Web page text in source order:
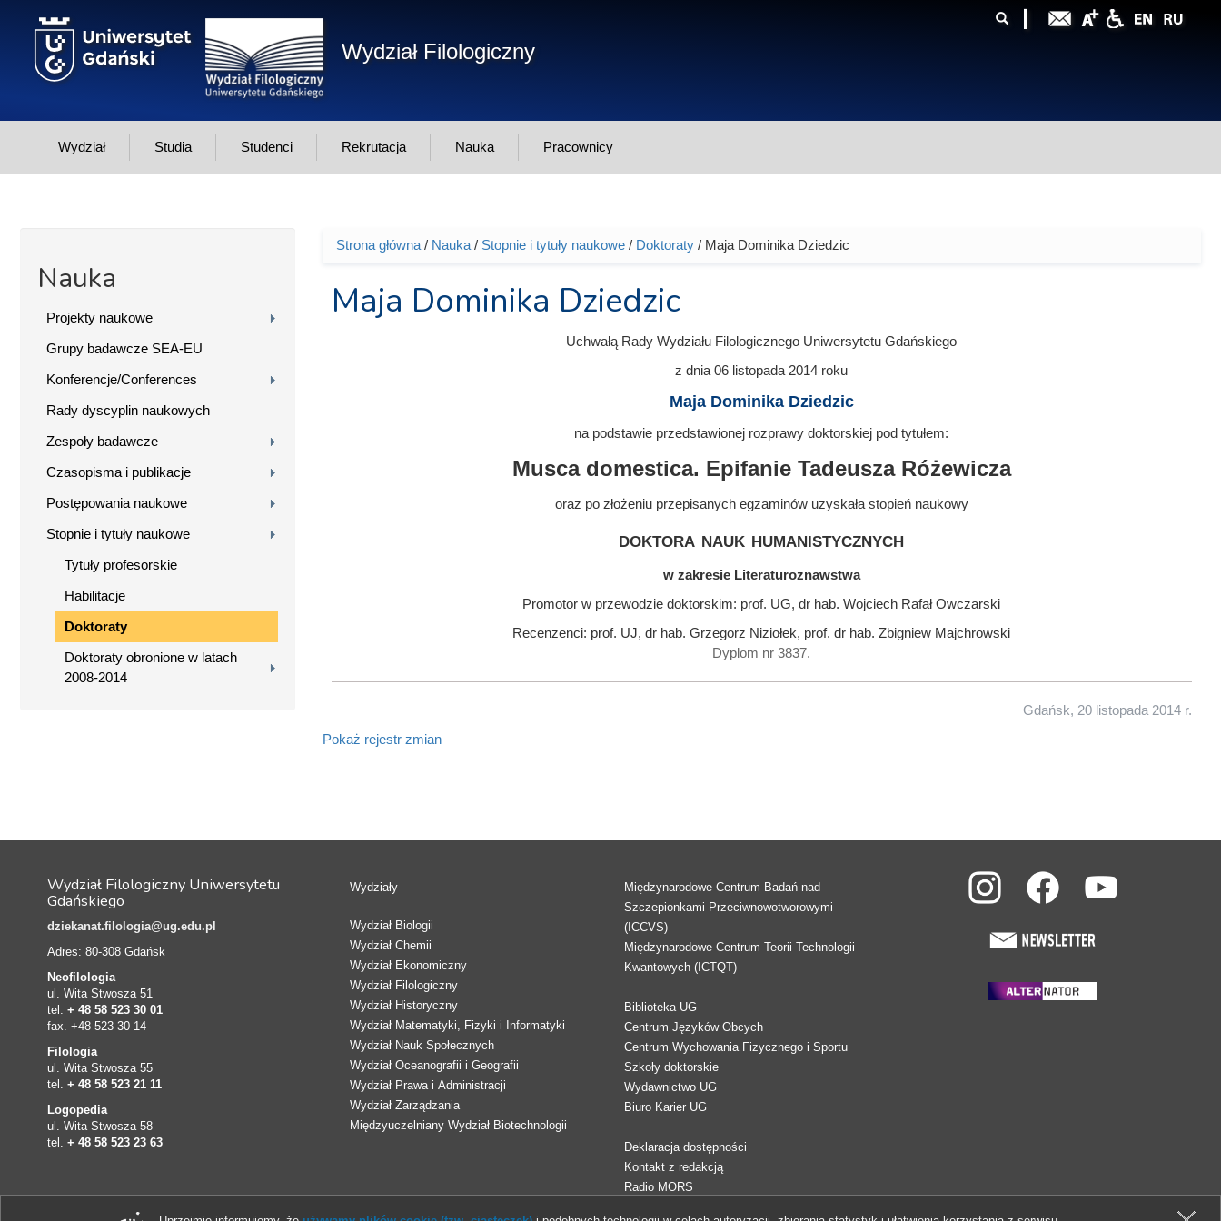
Wydział Filologiczny
Wydział Studia Studenci Rekrutacja Nauka Pracownicy
Nauka
Projekty naukowe
Grupy badawcze SEA-EU
Konferencje/Conferences
Rady dyscyplin naukowych
Zespoły badawcze
Czasopisma i publikacje
Postępowania naukowe
Stopnie i tytuły naukowe
Tytuły profesorskie
Habilitacje
Doktoraty
Doktoraty obronione w latach
2008-2014
Jesteś tutaj
Strona główna/ Nauka/ Stopnie i tytuły naukowe/ Doktoraty/ Maja Dominika Dziedzic
Maja Dominika Dziedzic
Uchwałą Rady Wydziału Filologicznego Uniwersytetu Gdańskiego
z dnia 06 listopada 2014 roku
Maja Dominika Dziedzic
na podstawie przedstawionej rozprawy doktorskiej pod tytułem:
Musca domestica. Epifanie Tadeusza Różewicza
oraz po złożeniu przepisanych egzaminów uzyskała stopień naukowy
doktora nauk humanistycznych
w zakresie Literaturoznawstwa
Promotor w przewodzie doktorskim: prof. UG, dr hab. Wojciech Rafał Owczarski
Recenzenci: prof. UJ, dr hab. Grzegorz Niziołek, prof. dr hab. Zbigniew Majchrowski
Dyplom nr 3837.
Gdańsk, 20 listopada 2014 r.
Pokaż rejestr zmian
Wydział Filologiczny Uniwersytetu
Gdańskiego
dziekanat.filologia@ug.edu.pl
Adres: 80-308 Gdańsk
Neofilologia
ul. Wita Stwosza 51
tel. + 48 58 523 30 01
fax. +48 523 30 14
Filologia
ul. Wita Stwosza 55
tel. + 48 58 523 21 11
Logopedia
ul. Wita Stwosza 58
tel. + 48 58 523 23 63
Wydziały
Wydział Biologii
Wydział Chemii
Wydział Ekonomiczny
Wydział Filologiczny
Wydział Historyczny
Wydział Matematyki, Fizyki i Informatyki
Wydział Nauk Społecznych
Wydział Oceanografii i Geografii
Wydział Prawa i Administracji
Wydział Zarządzania
Międzyuczelniany Wydział Biotechnologii
Międzynarodowe Centrum Badań nad
Szczepionkami Przeciwnowotworowymi
(ICCVS)
Międzynarodowe Centrum Teorii Technologii
Kwantowych (ICTQT)
Biblioteka UG
Centrum Języków Obcych
Centrum Wychowania Fizycznego i Sportu
Szkoły doktorskie
Wydawnictwo UG
Biuro Karier UG
Deklaracja dostępności
Kontakt z redakcją
Radio MORS